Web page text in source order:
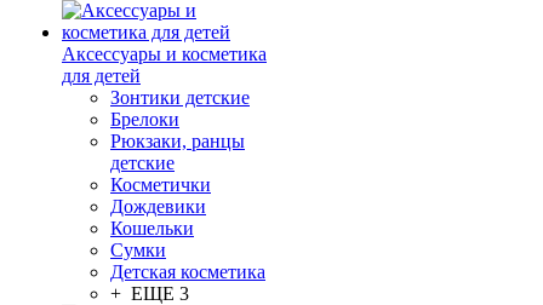
Аксессуары и косметика
для детей
Зонтики детские
Брелоки
Рюкзаки, ранцы
детские
Косметички
Дождевики
Кошельки
Сумки
Детская косметика
+ ЕЩЕ 3